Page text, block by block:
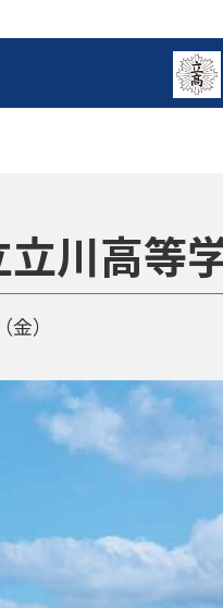
川高等
（金）